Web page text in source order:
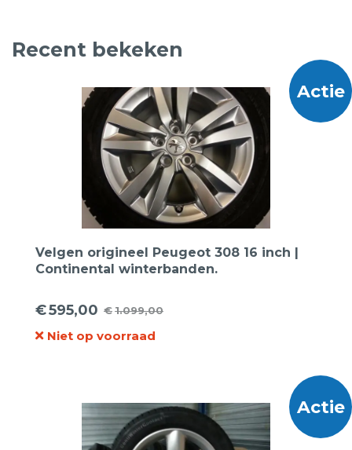
Recent bekeken
Actie
Velgen origineel Peugeot 308 16 inch |
Continental winterbanden.
€1.099,00
Oorspronkelijke
prijs
€595,00
Huidige
prijs
Niet op voorraad
Actie